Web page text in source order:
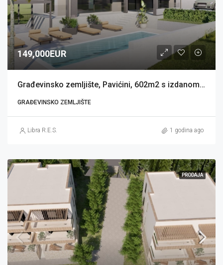
149,000EUR
Građevinsko zemljište, Pavićini, 602m2 s izdanom građevinskom dozvolom
GRAĐEVINSKO ZEMLJIŠTE
Libra R.E.S. 1 godina ago
PRODAJA